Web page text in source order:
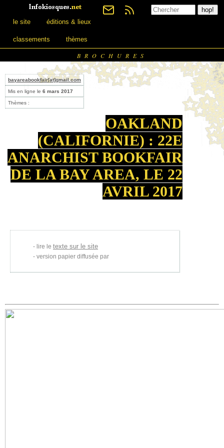
le site éditions & lieux
classements thèmes
BROCHURES
bayareabookfair[at]gmail.com
Mis en ligne le 6 mars 2017
Thèmes :
OAKLAND
(CALIFORNIE) : 22E
ANARCHIST BOOKFAIR
DE LA BAY AREA, LE 22
AVRIL 2017
lire le texte sur le site
version papier diffusée par